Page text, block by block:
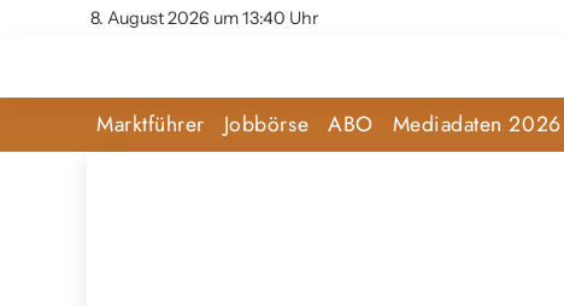
8. August 2026 um 13:40 Uhr
Marktführer Jobbörse ABO Mediadaten 2026